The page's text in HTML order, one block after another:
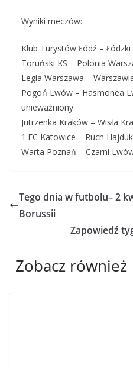
Wyniki meczów:
Klub Turystów Łódź – Łódzki
Toruński KS – Polonia
Legia Warszawa –
Pogoń Lwów – Hasmonea
unieważniony
Jutrzenka Kraków – Wisła
1.FC Katowice – Ruch
Warta Poznań – Czarni
Tego dnia w futbolu– 2
Borussii
Zapowiedź
Zobacz również